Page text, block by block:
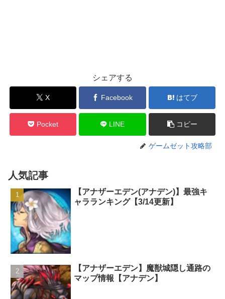
シェアする
X Facebook はてブ
Pocket LINE コピー
ゲームゼット攻略部
人気記事
【アナザーエデン(アナデン)】最強キ
ャラランキング【3/14更新】
【アナザーエデン】魔獣城隠し通路の
マップ情報【アナデン】